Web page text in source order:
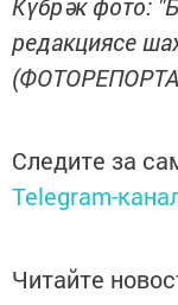
редакциясе
Следите за
Telegram-
Читайте